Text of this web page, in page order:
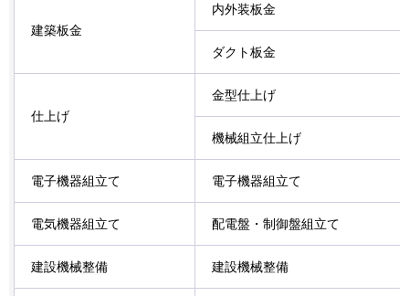
建築板金
内外装板金
ダクト板金
仕上げ
金型仕上げ
機械組立仕上げ
電子機器組立て 電子機器組立て
電気機器組立て 配電盤・制御盤組立て
建設機械整備 建設機械整備